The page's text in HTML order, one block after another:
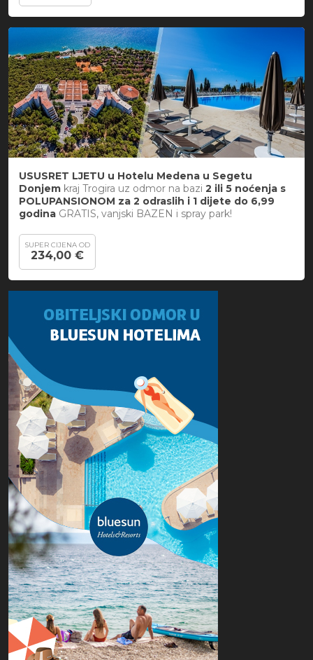
USUSRET LJETU u Hotelu Medena u Segetu
Donjem kraj Trogira uz odmor na bazi 2 ili 5 noćenja s
POLUPANSIONOM za 2 odraslih i 1 dijete do 6,99
godina GRATIS, vanjski BAZEN i spray park!
SUPER CIJENA OD
234,00 €